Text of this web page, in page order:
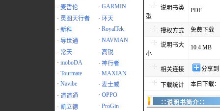
· 麦哲伦 · GARMIN
· 灵图天行者 · 环天
· 新科 · RoyalTek
· 导世通 · NAVMAN
· 常天 · 高锐
· moboDA · 神行者
· Tourmate · MAXIAN
· Navibe · 麦士威
· 道道通 · OPPO
· 凯立德 · ProGin
说明书类
型
PDF
授权方式 免费下载
说明书大
小
10.4 MB
相关连接 分享
下载统计 本日下载
∷说明书简介∷